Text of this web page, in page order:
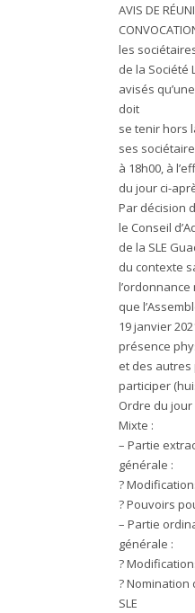
AVIS DE
les
de la Société
avisés
doit
se tenir hors
ses
à 18h00, à
du jour ci-
Par décision
le Conseil
de la SLE
du contexte
l’ordonnance
que
19 janvier
présence
et des autres
participer
Ordre du jour
Mixte :
– Partie
générale :
?
? Pouvoirs
– Partie
générale :
?
?
SLE